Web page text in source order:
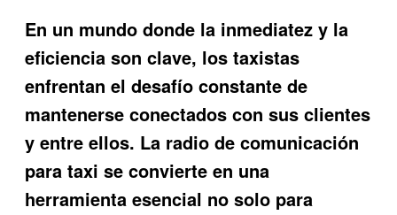
En un mundo donde la inmediatez y la
eficiencia son clave, los taxistas
enfrentan el desafío constante de
mantenerse conectados con sus clientes
y entre ellos. La radio de comunicación
para taxi se convierte en una
herramienta esencial no solo para